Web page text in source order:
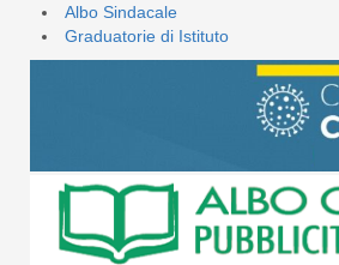
Albo Sindacale
Graduatorie di Istituto